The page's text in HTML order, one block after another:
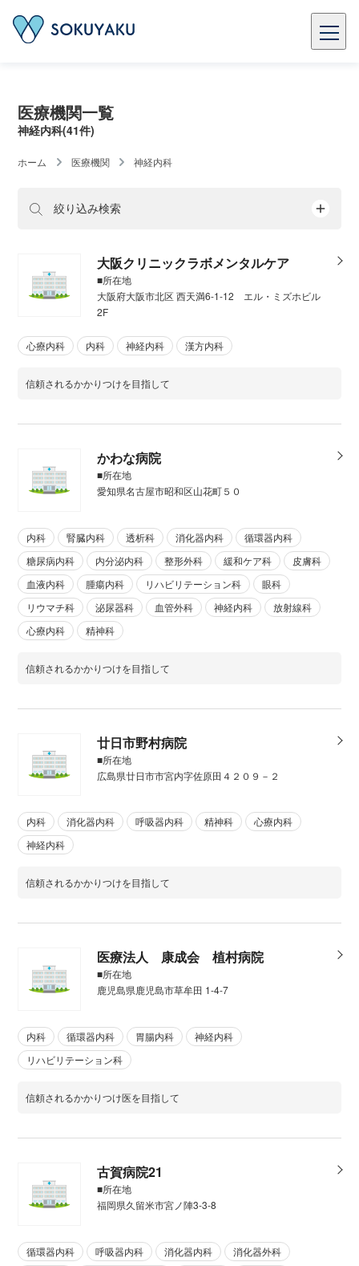
医療機関一覧
神経内科(41件)
ホーム 医療機関 神経内科
絞り込み検索
大阪クリニックラボメンタルケア
■所在地
大阪府大阪市北区 西天満6-1-12 エル・ミズホビル
2F
心療内科 内科 神経内科 漢方内科
信頼されるかかりつけを目指して
かわな病院
■所在地
愛知県名古屋市昭和区山花町５０
内科 腎臓内科 透析科 消化器内科
循環器内科
糖尿病内科
内分泌内科 整形外科 緩和ケア科
皮膚科
血液内科
腫瘍内科 リハビリテーション科
眼科
リウマチ科
泌尿器科 血管外科 神経内科
放射線科
心療内科
精神科
信頼されるかかりつけを目指して
廿日市野村病院
■所在地
広島県廿日市市宮内字佐原田４２０９－２
内科 消化器内科 呼吸器内科 精神科
心療内科
神経内科
信頼されるかかりつけを目指して
医療法人 康成会 植村病院
■所在地
鹿児島県鹿児島市草牟田 1-4-7
内科 循環器内科 胃腸内科
神経内科
リハビリテーション科
信頼されるかかりつけ医を目指して
古賀病院21
■所在地
福岡県久留米市宮ノ陣3-3-8
循環器内科 呼吸器内科 消化器内科
消化器外科